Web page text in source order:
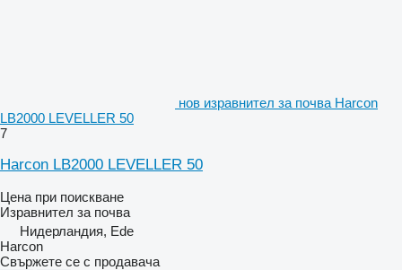
нов изравнител за почва Harcon
LB2000 LEVELLER 50
7
Harcon LB2000 LEVELLER 50
Цена при поискване
Изравнител за почва
Нидерландия, Ede
Harcon
Свържете се с продавача